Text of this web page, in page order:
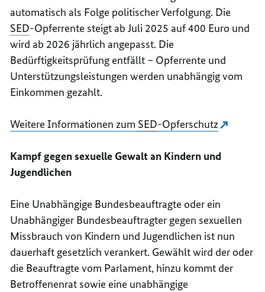
automatisch als Folge politischer Verfolgung. Die
SED-Opferrente steigt ab Juli 2025 auf 400 Euro und
wird ab 2026 jährlich angepasst. Die
Bedürftigkeitsprüfung entfällt – Opferrente und
Unterstützungsleistungen werden unabhängig vom
Einkommen gezahlt.
Weitere Informationen zum SED-Opferschutz
Kampf gegen sexuelle Gewalt an Kindern und
Jugendlichen
Eine Unabhängige Bundesbeauftragte oder ein
Unabhängiger Bundesbeauftragter gegen sexuellen
Missbrauch von Kindern und Jugendlichen ist nun
dauerhaft gesetzlich verankert. Gewählt wird der oder
die Beauftragte vom Parlament, hinzu kommt der
Betroffenenrat sowie eine unabhängige